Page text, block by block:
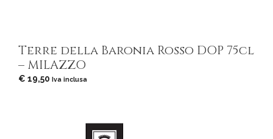
Terre della Baronia Rosso DOP 75cl
– MILAZZO
€ 19,50 Iva inclusa